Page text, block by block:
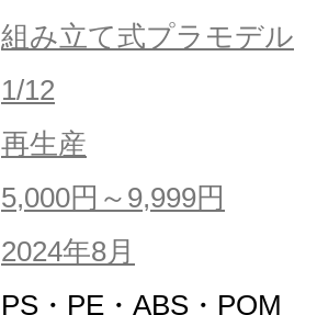
組み立て式プラモデル
1/12
再生産
5,000円～9,999円
2024年8月
PS・PE・ABS・POM